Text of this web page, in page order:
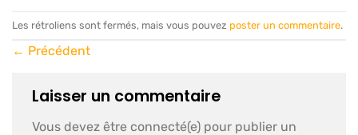
Les rétroliens sont fermés, mais vous pouvez poster un commentaire.
← Précédent
Laisser un commentaire
Vous devez être connecté(e) pour publier un